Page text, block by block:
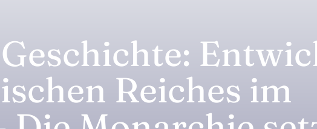
Reiches im